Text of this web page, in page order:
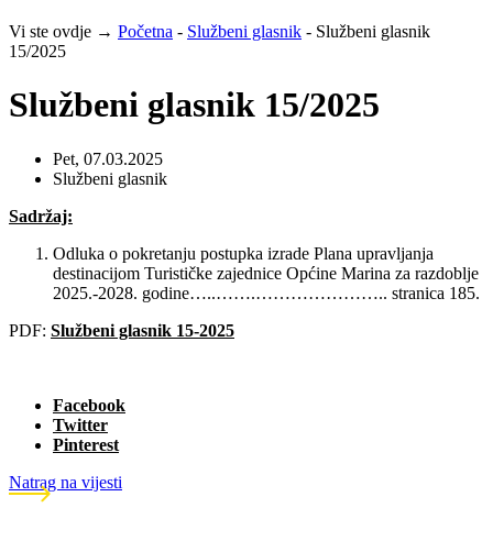
Vi ste ovdje → Početna - Službeni glasnik - Službeni glasnik
15/2025
Službeni glasnik 15/2025
Pet, 07.03.2025
Službeni glasnik
Sadržaj:
Odluka o pokretanju postupka izrade Plana upravljanja
destinacijom Turističke zajednice Općine Marina za razdoblje
2025.-2028. godine…..…….………………….. stranica 185.
PDF: Službeni glasnik 15-2025
Facebook
Twitter
Pinterest
Natrag na vijesti